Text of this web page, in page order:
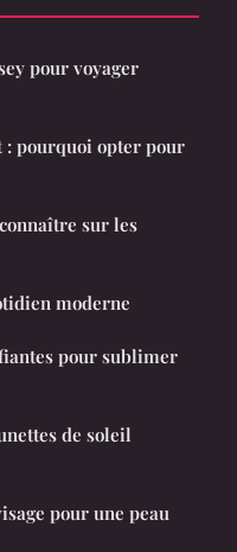
pour voyager
: pourquoi opter pour
sur les
moderne
pour sublimer
de soleil
pour une peau